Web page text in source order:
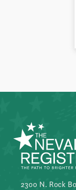
2300 N. Rock